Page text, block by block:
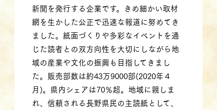
新聞を発行する企業です。きめ細かい取材
網を生かした公正で迅速な報道に努めてき
ました。紙面づくりや多彩なイベントを通
じた読者との双方向性を大切にしながら地
域の産業や文化の振興も目指してきまし
た。販売部数は約43万9000部(2020年４
月)。県内シェアは70％超。地域に親しま
れ、信頼される長野県民の主読紙として、